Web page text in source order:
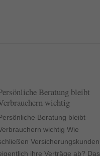
Beratung bleibt
wichtig
Beratung bleibt
wichtig Wie
Versicherungskunden
ihre Verträge ab? Das